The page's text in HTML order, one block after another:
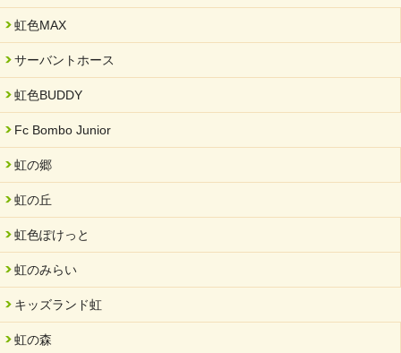
就労継続支援B型「エコボール」事業を始めました
2024/09/10
2024/08/26
2024/08/01
夏休み学習支援・可茂自悠学舎
2024/07/03
中部学院大学「現代福祉マネジメント」ゲスト講師
2024/04/17
SDGs発表会・研修会
2024/04/05
中学生向けのフリースクール「可茂自悠学舎」開設
虹色MAX
サーバントホース
虹色BUDDY
Fc Bombo Junior
虹の郷
虹の丘
虹色ぽけっと
虹のみらい
キッズランド虹
虹の森